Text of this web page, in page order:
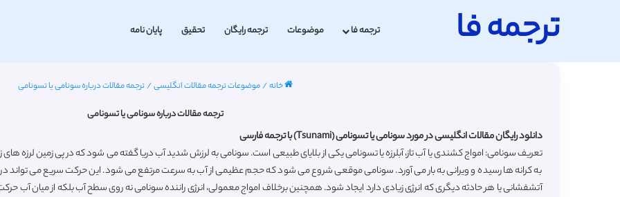
ترجمه فا ترجمه فا موضوعات ترجمه رایگان تحقیق پایان نامه
خانه/موضوعات ترجمه مقالات انگلیسی/ترجمه مقالات درباره سونامی یا تسونامی
ترجمه مقالات درباره سونامی یا تسونامی
دانلود رایگان مقالات انگلیسی در مورد سونامی یا تسونامی (Tsunami) با ترجمه فارسی
تعریف سونامی: امواج کشندی یا آب تاز، آبلرزه یا تسونامی یکی از بلایای طبیعی است. سونامی به لرزش شدید آب دریا گفته می شود که در پی زمین لرزه
به کرانه ها رسیده و ویرانی به بار می آورد. سونامی موقعی شروع می شود که حجم عظیمی از آب به سرعت مرتفع می شود. این حرکت سریع می تواند در
آتشفشانی یا هر حادثه دیگری که انرژی زیادی دارد ایجاد شود. همچنین برخلاف امواج معمولی، انرژی راننده سونامی نه روی سطح آب بلکه از میان آب